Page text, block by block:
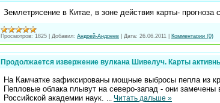
Землетрясение в Китае, в зоне действия карты- прогноза
Просмотров: 1825 Добавил: Андрей-Андреев Дата: 26.06.2011 Комментарии (0)
Продолжается извержение вулкана Шивелуч. Карты
На Камчатке зафиксированы мощные выбросы пепла из
Пепловые облака плывут на северо-запад - они
Российской академии наук.
Читать дальше »